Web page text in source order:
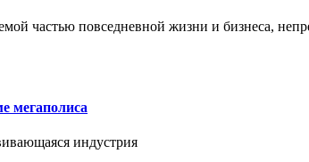
частью повседневной жизни и бизнеса,
мегаполиса
индустрия